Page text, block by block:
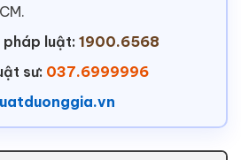
pháp luật: 1900.6568
sư: 037.6999996